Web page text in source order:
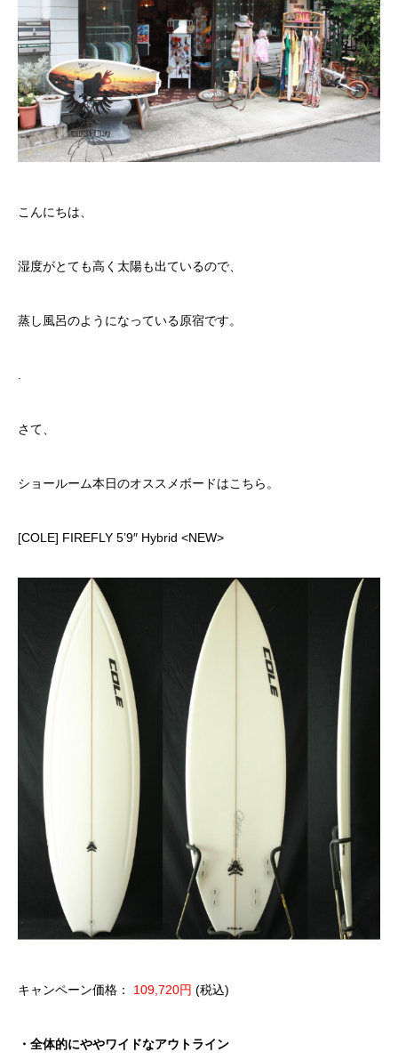
こんにちは、
湿度がとても高く太陽も出ているので、
蒸し風呂のようになっている原宿です。
さて、
ショールーム本日のオススメボードはこちら。
[COLE] FIREFLY 5’9″ Hybrid <NEW>
キャンペーン価格： 109,720円 (税込)
・全体的にややワイドなアウトライン